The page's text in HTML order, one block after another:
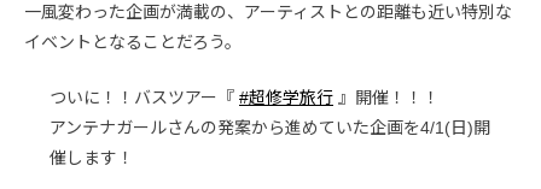
一風変わった企画が満載の、アーティストとの距離も近い特別な
イベントとなることだろう。
ついに！！バスツアー『 #超修学旅行 』開催！！！
アンテナガールさんの発案から進めていた企画を4/1(日)開
催します！